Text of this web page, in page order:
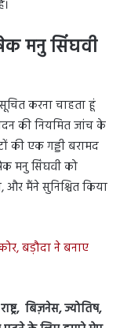
मनु सिंघवी
करना चाहता हूं
की नियमित जांच के
की एक गड्डी बरामद
मनु सिंघवी को
और मैंने सुनिश्चित किया
बड़ौदा ने बनाए
बिज़नेस, ज्योतिष,